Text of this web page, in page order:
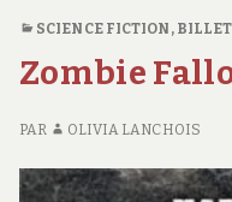
#1
LA
<SPAN
SUBTITLE">BRUNA
SCIENCE FICTION ,
Zombie
PAR OLIVIA LANCHOIS